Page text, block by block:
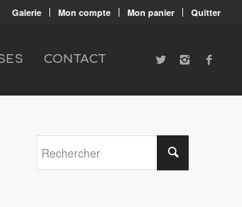
Galerie Mon compte Mon panier Quitter
CONTACT